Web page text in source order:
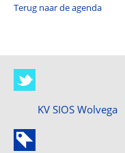
Terug naar de agenda
KV SIOS Wolvega